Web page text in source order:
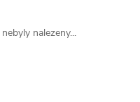
nebyly nalezeny...